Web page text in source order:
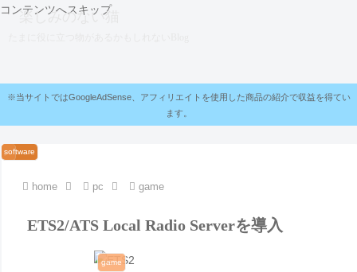
コンテンツへスキップ
楽しみのない猫
※当サイトではGoogleAdSense、アフィリエイトを使用した商品の紹介で収益を得てい
ます。
home pc game
ETS2/ATS Local Radio Serverを導入
game
software
pc
pc
software
pc
software